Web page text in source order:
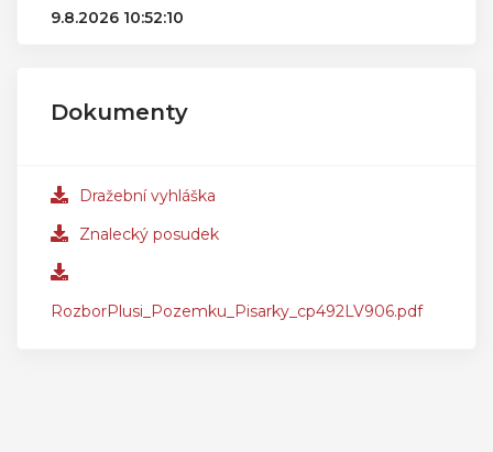
9.8.2026 10:52:10
Dokumenty
Dražební vyhláška
Znalecký posudek
RozborPlusi_Pozemku_Pisarky_cp492LV906.pdf